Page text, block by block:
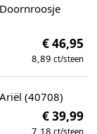
€ 46,95
8,89 ct/steen
(40708)
€ 39,99
7,18 ct/steen